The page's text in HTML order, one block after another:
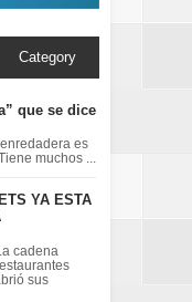
Category
que se dice
es
muchos ...
YA ESTA
cadena
sus